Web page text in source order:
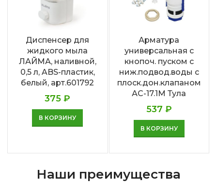
Диспенсер для
жидкого мыла
ЛАЙМА, наливной,
0,5 л, ABS-пластик,
белый, арт.601792
375₽
В КОРЗИНУ
Арматура
универсальная с
кнопоч. пуском с
ниж.подвод.воды с
плоск.дон.клапаном
АС-17.1М Тула
537 ₽
В КОРЗИНУ
Наши преимущества